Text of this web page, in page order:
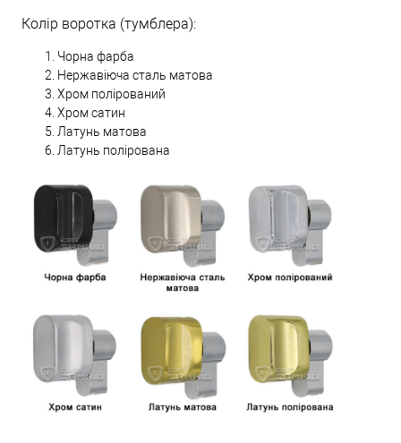
Колір воротка (тумблера):
Чорна фарба
Нержавіюча сталь матова
Хром полірований
Хром сатин
Латунь матова
Латунь полірована